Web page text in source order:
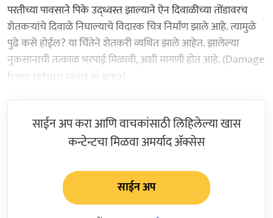
परतीच्या पावसाने पिके उद्ध्वस्त झाल्याने ऐन दिवाळीच्या तोंडावरच
शेतकऱ्यांचे दिवाळे निघाल्याचे विदारक चित्र निर्माण झाले आहे. त्यामुळे
पुढे कसे होईल? या चिंतेने शेतकरी व्यथित झाले आहेत. झालेल्या
नुकसानाची तत्काळ भरपाई मिळावी, अशी मागणी होत आहे. (Damage
from return rains in area)
साईन अप करा आणि वाचकांसाठी लिहिलेल्या खास
कन्टेन्टचा मिळवा अमर्याद ॲक्सेस
साईन अप